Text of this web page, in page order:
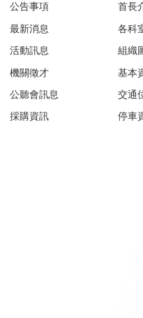
公告事項
最新消息
活動訊息
機關徵才
公聽會訊息
採購資訊
首長
各科
組織
基本
交通
停車